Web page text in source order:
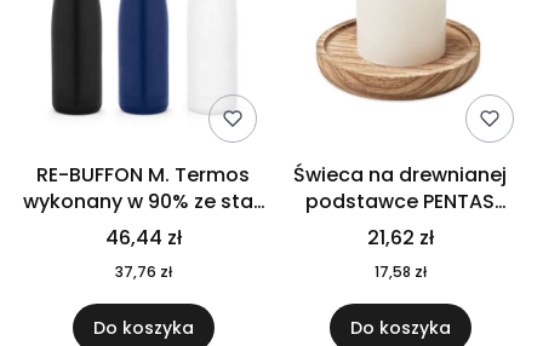
RE-BUFFON M. Termos
wykonany w 90% ze stali
nierdzewnej
pochodzącej z
recyklingu 520 ml 94294
46,44 zł
37,76 zł
Do koszyka
Świeca na drewnianej
podstawce PENTAS
MO6282-40
21,62 zł
17,58 zł
Do koszyka